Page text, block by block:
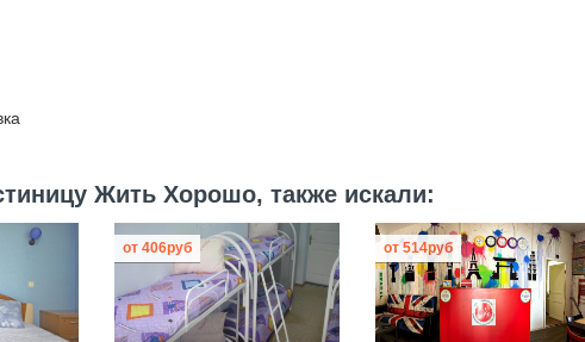
Жить Хорошо, также искали:
от 406руб от514руб